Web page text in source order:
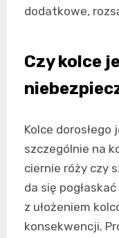
dodatkowe,
Czy kolce
Kolce dorosłego
szczególnie na
ciernie róży czy
da się
z ułożeniem
konsekwencji.